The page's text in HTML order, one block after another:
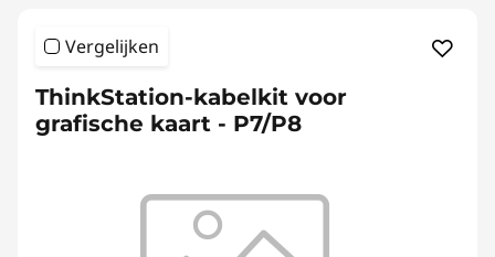
Vergelijken
ThinkStation-kabelkit voor
grafische kaart - P7/P8